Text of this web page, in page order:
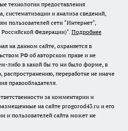
технологии предоставления
систематизации и анализа сведений,
пользователей сети "Интернет",
Федерации)". Подробнее
на данном сайте, охраняется в
РФ об авторском праве и не
либо в какой бы то ни было форме, в
переработке не иначе
правообладателя.
за комментарии и
на сайте progorod43.ru и его
и пользователей сайта может не